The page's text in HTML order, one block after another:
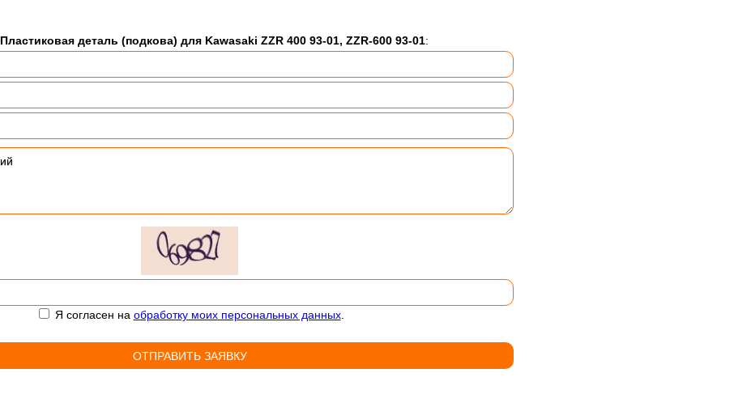
Пластиковая деталь (подкова) для Kawasaki ZZR 400 93-01, ZZR-600 93-01:
Я согласен на обработку моих персональных данных.